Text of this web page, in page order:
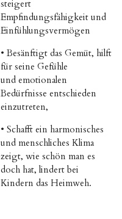
steigert
Empfindungsfähigkeit und
Einfühlungsvermögen
•Besänftigt das Gemüt, hilft
für seine Gefühle
und emotionalen
Bedürfnisse entschieden
einzutreten,
• Schafft ein harmonisches
und menschliches Klima
zeigt, wie schön man es
doch hat, lindert bei
Kindern das Heimweh.